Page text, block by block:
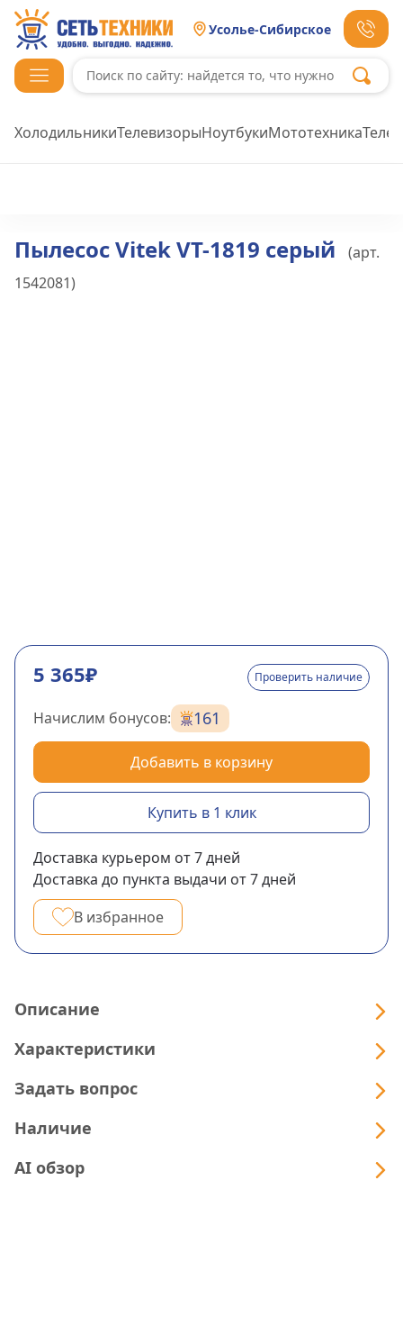
Усолье-Сибирское
ХолодильникиТелевизорыНоутбукиМототехника
Пылесос Vitek VT-1819 серый
(арт.
1542081)
5 365₽ Проверить наличие
Начислим бонусов: 161
Добавить в корзину
Купить в 1 клик
Доставка курьером от 7дней
Доставка до пункта выдачи от 7дней
В избранное
Описание
Характеристики
Задать вопрос
Наличие
AI обзор